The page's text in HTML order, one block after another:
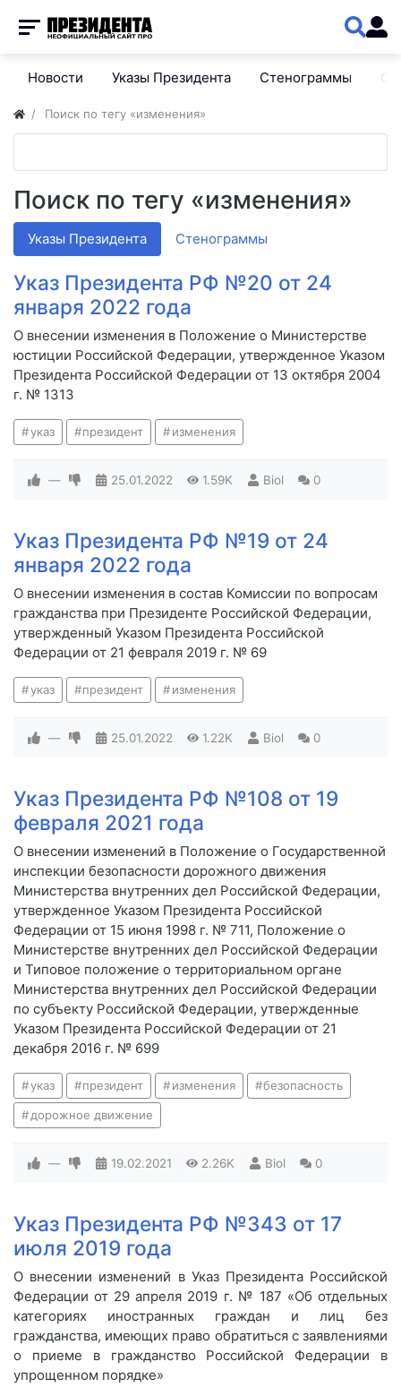
Новости Указы Президента Стенограммы
Поиск по тегу «изменения»
Поиск по тегу «изменения»
Указы Президента Стенограммы
Указ Президента РФ №20 от 24
января 2022 года
О внесении изменения в Положение о Министерстве
юстиции Российской Федерации, утвержденное Указом
Президента Российской Федерации от 13 октября 2004
г. № 1313
указ президент изменения
— 25.01.2022 1.59K Biol 0
Указ Президента РФ №19 от 24
января 2022 года
О внесении изменения в состав Комиссии по вопросам
гражданства при Президенте Российской Федерации,
утвержденный Указом Президента Российской
Федерации от 21 февраля 2019 г. № 69
указ президент изменения
— 25.01.2022 1.22K Biol 0
Указ Президента РФ №108 от 19
февраля 2021 года
О внесении изменений в Положение о Государственной
инспекции безопасности дорожного движения
Министерства внутренних дел Российской Федерации,
утвержденное Указом Президента Российской
Федерации от 15 июня 1998 г. № 711, Положение о
Министерстве внутренних дел Российской Федерации
и Типовое положение о территориальном органе
Министерства внутренних дел Российской Федерации
по субъекту Российской Федерации, утвержденные
Указом Президента Российской Федерации от 21
декабря 2016 г. № 699
указ президент изменения безопасность
дорожное движение
— 19.02.2021 2.26K Biol 0
Указ Президента РФ №343 от 17
июля 2019 года
О внесении изменений в Указ Президента Российской
Федерации от 29 апреля 2019 г. № 187 «Об отдельных
категориях иностранных граждан и лиц без
гражданства, имеющих право обратиться с заявлениями
о приеме в гражданство Российской Федерации в
упрощенном порядке»